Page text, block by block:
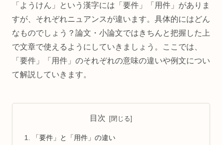
「ようけん」という漢字には「要件」「用件」がありま
すが、それぞれニュアンスが違います。具体的にはどん
なものでしょう？論文・小論文ではきちんと把握した上
で文章で使えるようにしていきましょう。ここでは、
「要件」「用件」のそれぞれの意味の違いや例文につい
て解説していきます。
目次
「要件」と「用件」の違い